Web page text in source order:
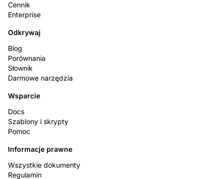
Cennik
Enterprise
Odkrywaj
Blog
Porównania
Słownik
Darmowe narzędzia
Wsparcie
Docs
Szablony i skrypty
Pomoc
Informacje prawne
Wszystkie dokumenty
Regulamin